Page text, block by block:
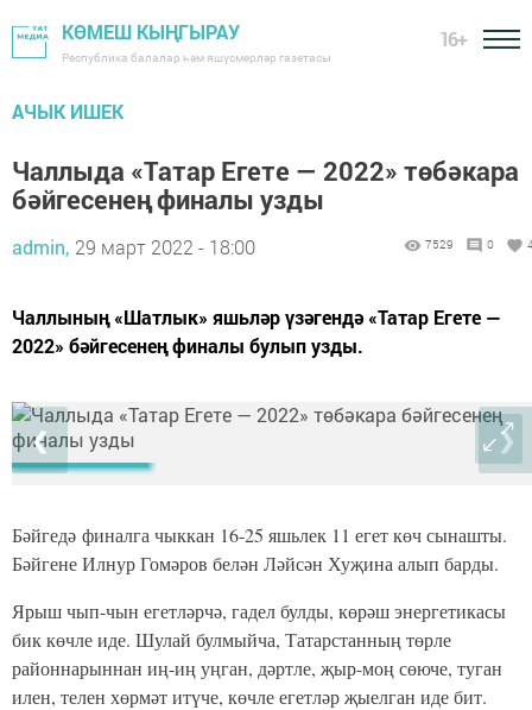
КӨМЕШ КЫҢГЫРАУ
Республика балалар һәм яшүсмерләр газетасы
16+
АЧЫК ИШЕК
Чаллыда «Татар Егете — 2022» төбәкара
бәйгесенең финалы узды
admin, 29 март 2022 - 18:00 7529 0
Чаллының «Шатлык» яшьләр үзәгендә «Татар Егете —
2022» бәйгесенең финалы булып узды.
❮ ❯
Бәйгедә финалга чыккан 16-25 яшьлек 11 егет көч сынашты.
Бәйгене Илнур Гомәров белән Ләйсән Хуҗина алып барды.
Ярыш чып-чын егетләрчә, гадел булды, көрәш энергетикасы
бик көчле иде. Шулай булмыйча, Татарстанның төрле
районнарыннан иң-иң уңган, дәртле, җыр-моң сөюче, туган
илен, телен хөрмәт итүче, көчле егетләр җыелган иде бит.